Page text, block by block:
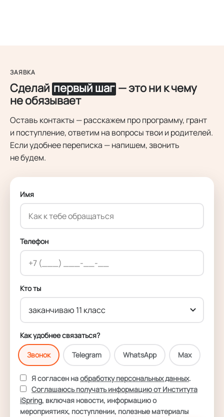
ЗАЯВКА
Сделай первый шаг — это ни к чему
не обязывает
Оставь контакты — расскажем про программу, грант
и поступление, ответим на вопросы твои и родителей.
Если удобнее переписка — напишем, звонить
не будем.
Имя
Телефон
Кто ты
Как удобнее связаться?
Звонок Telegram WhatsApp Max
Я согласен наобработку персональных данных.
Соглашаюсь получать информацию от Института
iSpring, включая новости, информацию о
мероприятиях, поступлении, полезные материалы